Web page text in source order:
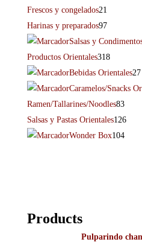
Frescos y congelados21
Harinas y preparados97
Salsas y
Productos Orientales318
Bebidas Orientales27
Caramelos/Snacks
Ramen/Tallarines/Noodles83
Salsas y Pastas Orientales126
Wonder Box104
Products
Pulparindo